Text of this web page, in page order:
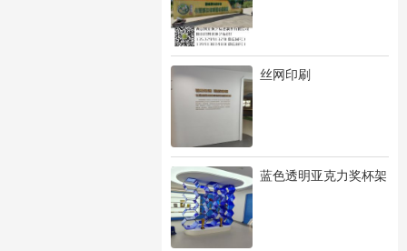
丝网印刷
蓝色透明亚克力奖杯架